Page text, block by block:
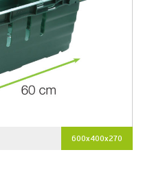
600x400x270